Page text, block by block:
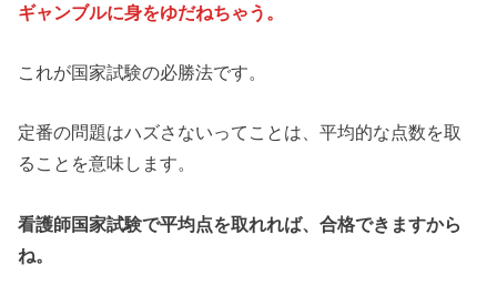
ギャンブルに身をゆだねちゃう。
これが国家試験の必勝法です。
定番の問題はハズさないってことは、平均的な点数を取
ることを意味します。
看護師国家試験で平均点を取れれば、合格できますから
ね。